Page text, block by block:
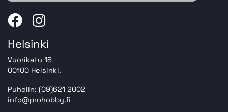
Helsinki
Vuorikatu 18
00100 Helsinki.
Puhelin: (09)621 2002
info@prohobby.fi